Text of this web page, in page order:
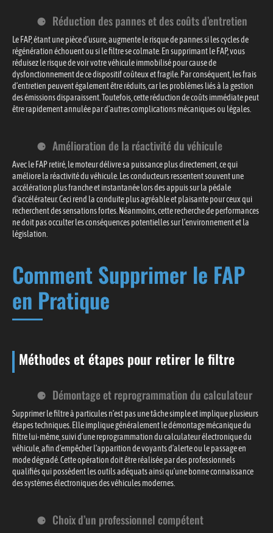
Réduction des pannes et des coûts d’entretien
Le FAP, étant une pièce d’usure, augmente le risque de pannes si les cycles de
régénération échouent ou si le filtre se colmate. En supprimant le FAP, vous
réduisez le risque de voir votre véhicule immobilisé pour cause de
dysfonctionnement de ce dispositif coûteux et fragile. Par conséquent, les frais
d’entretien peuvent également être réduits, car les problèmes liés à la gestion
des émissions disparaissent. Toutefois, cette réduction de coûts immédiate peut
être rapidement annulée par d’autres complications mécaniques ou légales.
Amélioration de la réactivité du véhicule
Avec le FAP retiré, le moteur délivre sa puissance plus directement, ce qui
améliore la réactivité du véhicule. Les conducteurs ressentent souvent une
accélération plus franche et instantanée lors des appuis sur la pédale
d’accélérateur. Ceci rend la conduite plus agréable et plaisante pour ceux qui
recherchent des sensations fortes. Néanmoins, cette recherche de performances
ne doit pas occulter les conséquences potentielles sur l’environnement et la
législation.
Comment Supprimer le FAP
en Pratique
Méthodes et étapes pour retirer le filtre
Démontage et reprogrammation du calculateur
Supprimer le filtre à particules n’est pas une tâche simple et implique plusieurs
étapes techniques. Elle implique généralement le démontage mécanique du
filtre lui-même, suivi d’une reprogrammation du calculateur électronique du
véhicule, afin d’empêcher l’apparition de voyants d’alerte ou le passage en
mode dégradé. Cette opération doit être réalisée par des professionnels
qualifiés qui possèdent les outils adéquats ainsi qu’une bonne connaissance
des systèmes électroniques des véhicules modernes.
Choix d’un professionnel compétent